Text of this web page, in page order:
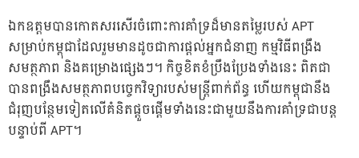
ឯកឧត្តមបានកោតសរសើរចំពោះការគាំទ្រដ៏មានតម្លៃរបស់ APT
សម្រាប់កម្ពុជាដែលរួមមានដូចជាការផ្តល់អ្នកជំនាញ កម្មវិធីពង្រឹង
សមត្ថភាព និងគម្រោងផ្សេងៗ។ កិច្ចខិតខំប្រឹងប្រែងទាំងនេះ ពិតជា
បានពង្រឹងសមត្ថភាពបច្ចេកវិទ្យារបស់មន្ត្រីពាក់ព័ន្ធ ហើយកម្ពុជានឹង
ជំរុញបន្ថែមទៀតលើគំនិតផ្តួចផ្តើមទាំងនេះជាមួយនឹងការគាំទ្រជាបន្ត
បន្ទាប់ពី APT។